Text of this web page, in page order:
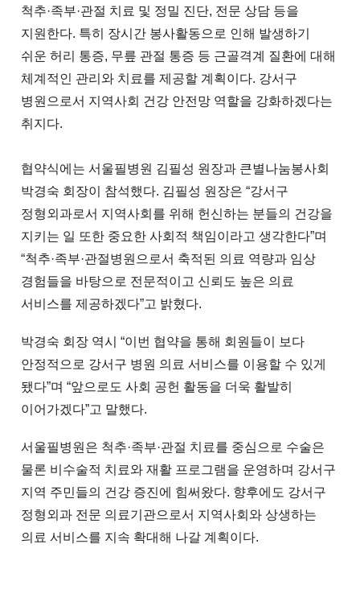
척추·족부·관절 치료 및 정밀 진단, 전문 상담 등을
지원한다. 특히 장시간 봉사활동으로 인해 발생하기
쉬운 허리 통증, 무릎 관절 통증 등 근골격계 질환에 대해
체계적인 관리와 치료를 제공할 계획이다. 강서구
병원으로서 지역사회 건강 안전망 역할을 강화하겠다는
취지다.
협약식에는 서울필병원 김필성 원장과 큰별나눔봉사회
박경숙 회장이 참석했다. 김필성 원장은 “강서구
정형외과로서 지역사회를 위해 헌신하는 분들의 건강을
지키는 일 또한 중요한 사회적 책임이라고 생각한다”며
“척추·족부·관절병원으로서 축적된 의료 역량과 임상
경험들을 바탕으로 전문적이고 신뢰도 높은 의료
서비스를 제공하겠다”고 밝혔다.
박경숙 회장 역시 “이번 협약을 통해 회원들이 보다
안정적으로 강서구 병원 의료 서비스를 이용할 수 있게
됐다”며 “앞으로도 사회 공헌 활동을 더욱 활발히
이어가겠다”고 말했다.
서울필병원은 척추·족부·관절 치료를 중심으로 수술은
물론 비수술적 치료와 재활 프로그램을 운영하며 강서구
지역 주민들의 건강 증진에 힘써왔다. 향후에도 강서구
정형외과 전문 의료기관으로서 지역사회와 상생하는
의료 서비스를 지속 확대해 나갈 계획이다.